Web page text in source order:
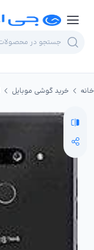
خانه خرید گوشی موبایل